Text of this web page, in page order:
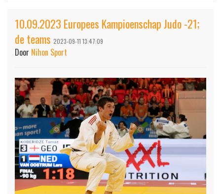
10.09.2023 Europees Kampioenschap Judo -21;
de teams 2023-09-11 13:47:09
Door Nihon Sport